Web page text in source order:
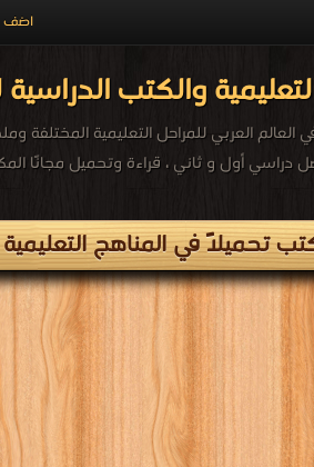
اضف
والكتب الدراسية
في العالم العربي للمراحل التعليمية
تحميلاً في المناهج